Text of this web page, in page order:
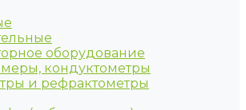
оборудование
кондуктометры
и рефрактометры